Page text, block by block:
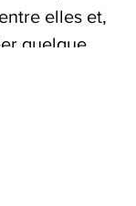
elles et,
quelque